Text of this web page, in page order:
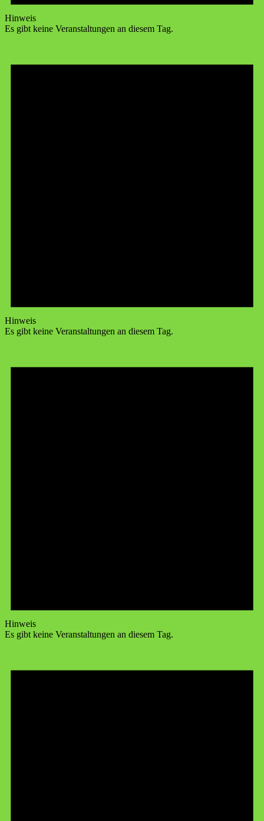
Hinweis
Es gibt keine Veranstaltungen an diesem Tag.
Hinweis
Es gibt keine Veranstaltungen an diesem Tag.
Hinweis
Es gibt keine Veranstaltungen an diesem Tag.